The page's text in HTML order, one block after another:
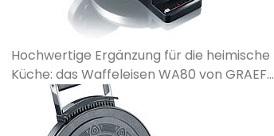
Hochwertige Ergänzung für die heimische
Küche: das Waffeleisen WA80 von GRAEF...